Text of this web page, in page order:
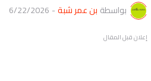
بواسطة بن عمر شبة-
6/22/2026
إعلان قبل المقال